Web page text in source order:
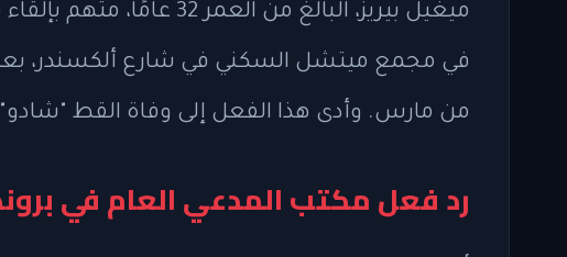
ميغيل بيريز، البالغ من
في مجمع ميتشل السكني في شارع ألكسندر،
من مارس. وأدى هذا الفعل إلى وفاة القط "شادو"
رد فعل مكتب المدعي العام في